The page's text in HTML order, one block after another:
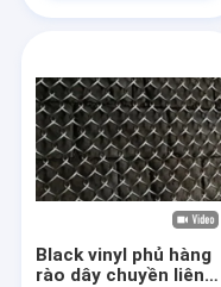
Black vinyl phủ hàng
rào dây chuyền liên